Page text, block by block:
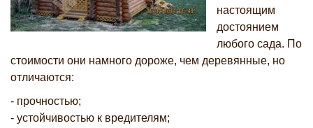
настоящим
достоянием
любого сада. По
стоимости они намного дороже, чем деревянные, но
отличаются:
- прочностью;
- устойчивостью к вредителям;